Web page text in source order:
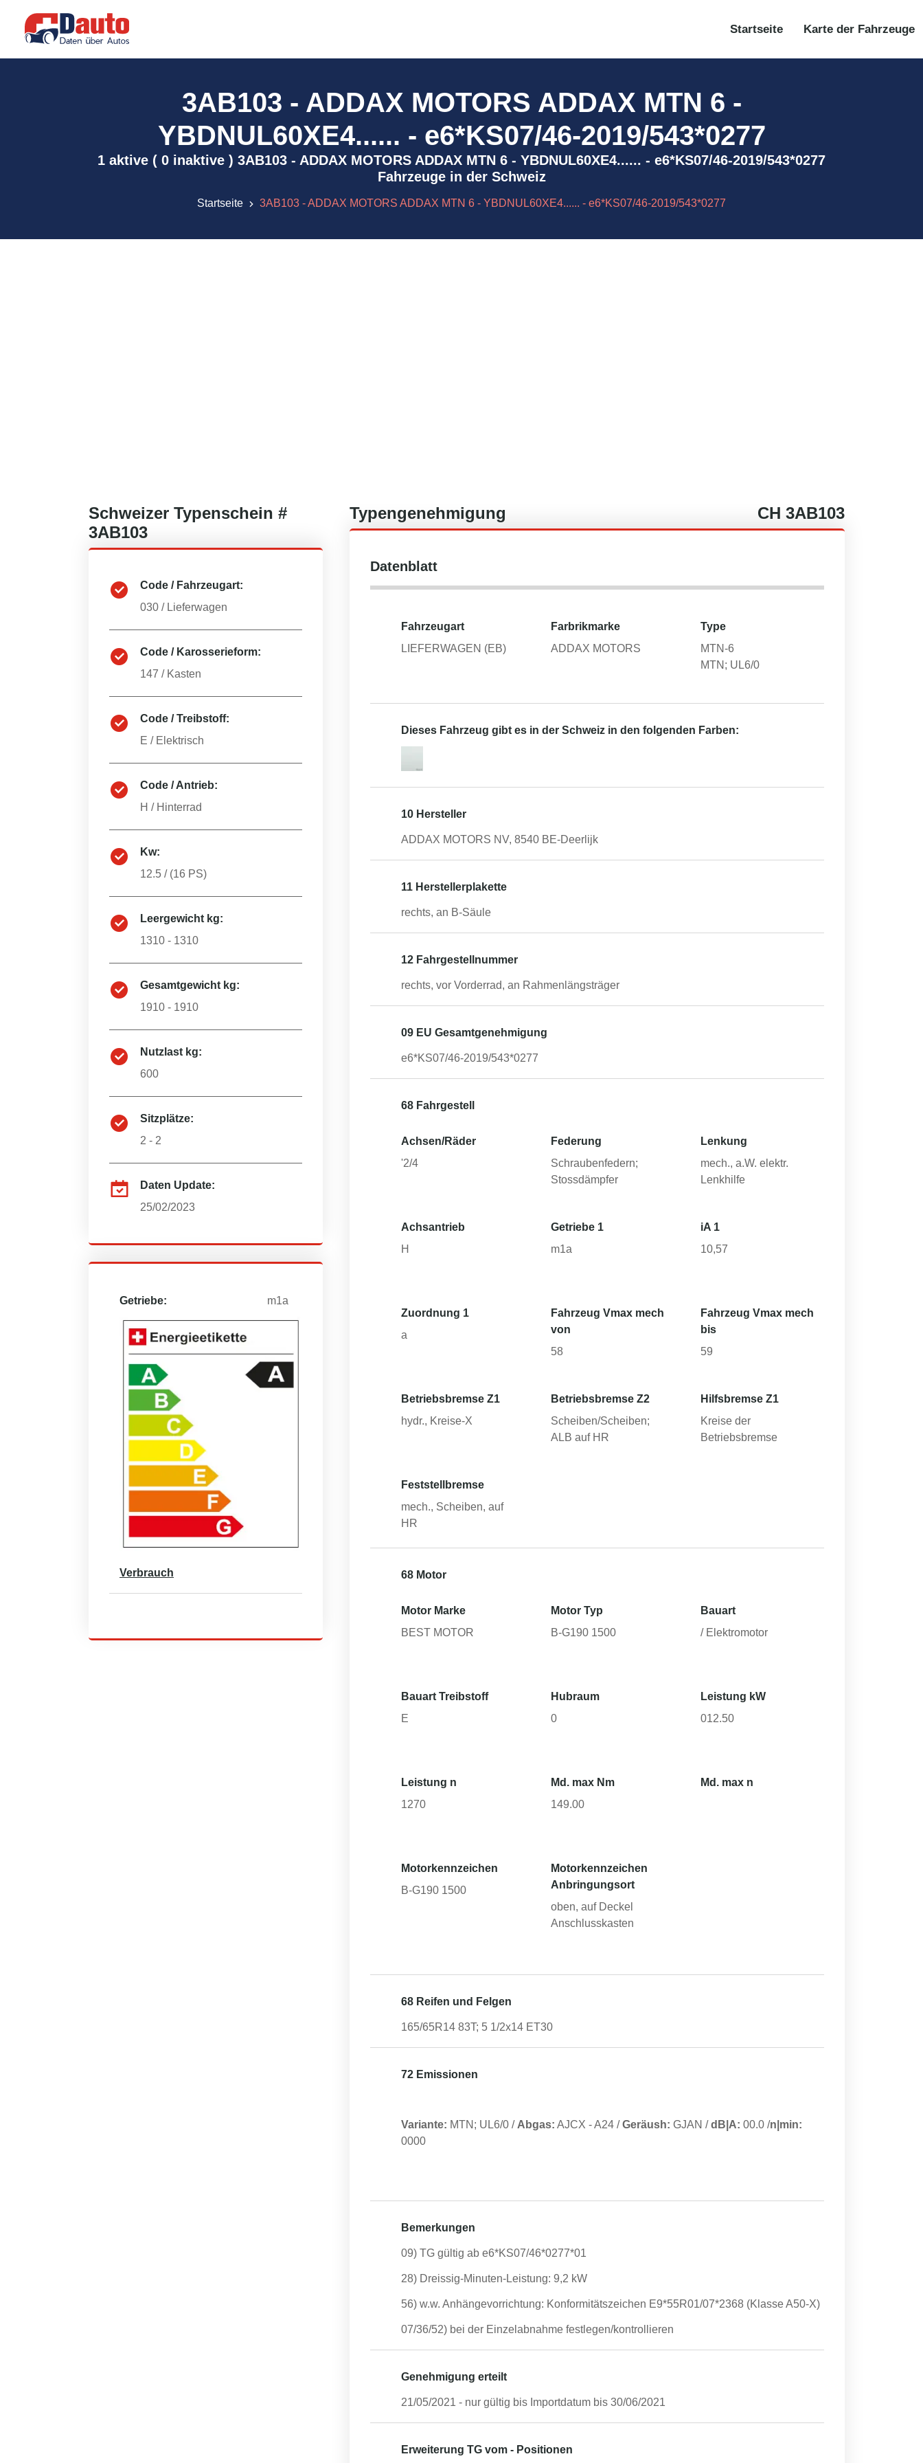
Startseite Karte der Fahrzeuge
3AB103 - ADDAX MOTORS ADDAX MTN 6 -
YBDNUL60XE4...... - e6*KS07/46-2019/543*0277
1 aktive ( 0 inaktive ) 3AB103 - ADDAX MOTORS ADDAX MTN 6 - YBDNUL60XE4...... - e6*KS07/46-2019/543*0277
Fahrzeuge in der Schweiz
Startseite 3AB103 - ADDAX MOTORS ADDAX MTN 6 - YBDNUL60XE4...... - e6*KS07/46-2019/543*0277
Schweizer Typenschein #
3AB103
Code / Fahrzeugart:
030 / Lieferwagen
Code / Karosserieform:
147 / Kasten
Code / Treibstoff:
E / Elektrisch
Code / Antrieb:
H / Hinterrad
Kw:
12.5 / (16 PS)
Leergewicht kg:
1310 - 1310
Gesamtgewicht kg:
1910 - 1910
Nutzlast kg:
600
Sitzplätze:
2 - 2
Daten Update:
25/02/2023
Getriebe: m1a
Verbrauch
Typengenehmigung CH 3AB103
Datenblatt
Fahrzeugart
LIEFERWAGEN (EB)
Farbrikmarke
ADDAX MOTORS
Type
MTN-6
MTN; UL6/0
Dieses Fahrzeug gibt es in der Schweiz in den folgenden Farben:
10 Hersteller
ADDAX MOTORS NV, 8540 BE-Deerlijk
11 Herstellerplakette
rechts, an B-Säule
12 Fahrgestellnummer
rechts, vor Vorderrad, an Rahmenlängsträger
09 EU Gesamtgenehmigung
e6*KS07/46-2019/543*0277
68 Fahrgestell
Achsen/Räder
'2/4
Federung
Schraubenfedern;
Stossdämpfer
Lenkung
mech., a.W. elektr.
Lenkhilfe
Achsantrieb
H
Getriebe 1
m1a
iA 1
10,57
Zuordnung 1
a
Fahrzeug Vmax mech
von
58
Fahrzeug Vmax mech
bis
59
Betriebsbremse Z1
hydr., Kreise-X
Betriebsbremse Z2
Scheiben/Scheiben;
ALB auf HR
Hilfsbremse Z1
Kreise der
Betriebsbremse
Feststellbremse
mech., Scheiben, auf
HR
68 Motor
Motor Marke
BEST MOTOR
Motor Typ
B-G190 1500
Bauart
/ Elektromotor
Bauart Treibstoff
E
Hubraum
0
Leistung kW
012.50
Leistung n
1270
Md. max Nm
149.00
Md. max n
Motorkennzeichen
B-G190 1500
Motorkennzeichen
Anbringungsort
oben, auf Deckel
Anschlusskasten
68 Reifen und Felgen
165/65R14 83T; 5 1/2x14 ET30
72 Emissionen
Variante: MTN; UL6/0 / Abgas: AJCX -A24 /Geräush: GJAN /dB|A: 00.0 /n|min:
0000
Bemerkungen
09) TG gültig ab e6*KS07/46*0277*01
28) Dreissig-Minuten-Leistung: 9,2 kW
56) w.w. Anhängevorrichtung: Konformitätszeichen E9*55R01/07*2368 (Klasse A50-X)
07/36/52) bei der Einzelabnahme festlegen/kontrollieren
Genehmigung erteilt
21/05/2021 - nur gültig bis Importdatum bis 30/06/2021
Erweiterung TG vom - Positionen